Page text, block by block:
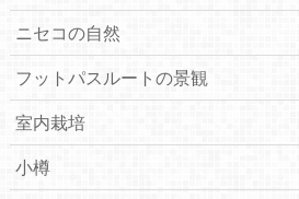
ニセコの自然
フットパスルートの景観
室内栽培
小樽